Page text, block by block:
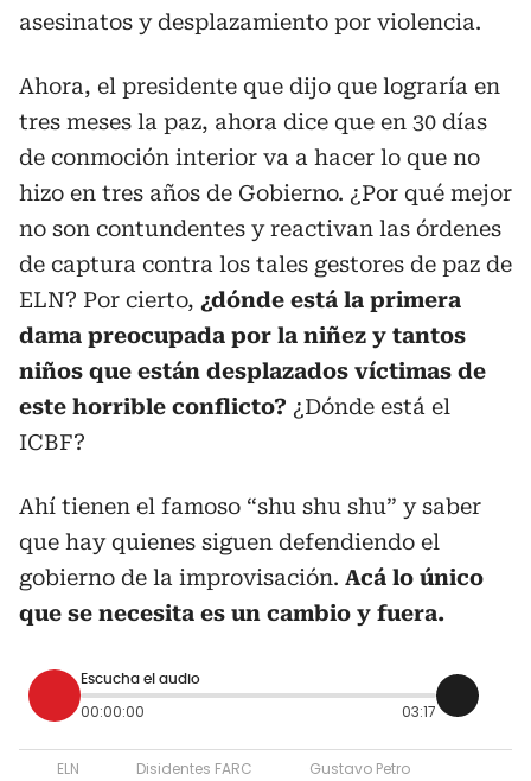
asesinatos y desplazamiento por violencia.
Ahora, el presidente que dijo que lograría en
tres meses la paz, ahora dice que en 30 días
de conmoción interior va a hacer lo que no
hizo en tres años de Gobierno. ¿Por qué mejor
no son contundentes y reactivan las órdenes
de captura contra los tales gestores de paz de
ELN? Por cierto, ¿dónde está la primera
dama preocupada por la niñez y tantos
niños que están desplazados víctimas de
este horrible conflicto? ¿Dónde está el
ICBF?
Ahí tienen el famoso “shu shu shu” y saber
que hay quienes siguen defendiendo el
gobierno de la improvisación. Acá lo único
que se necesita es un cambio y fuera.
Escucha el audio
00:00:00 03:17
ELN Disidentes FARC Gustavo Petro